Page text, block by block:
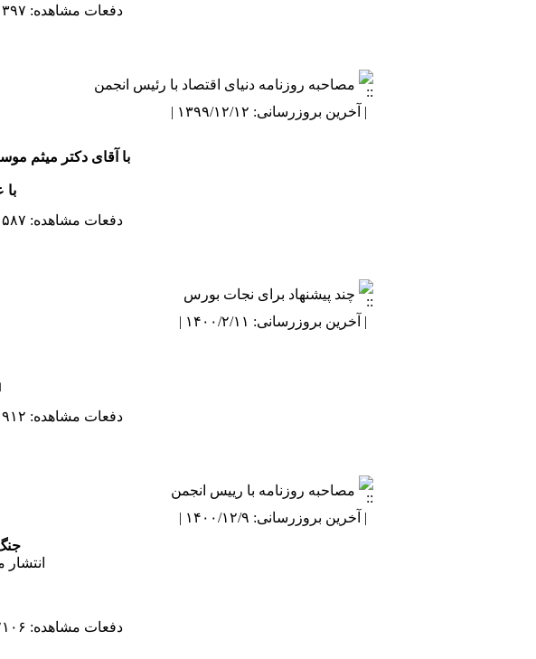
دفعات مشاهده: ۱۳۹۷ بار | دفعات چاپ: ۵۹۹ بار | دفعات ارسال به دیگران: ۰ بار |
مصاحبه روزنامه دنیای اقتصاد با رئیس انجمن
| آخرین بروزرسانی: ۱۳۹۹/۱۲/۱۲ |
با آقای دکتر میثم
دفعات مشاهده: ۱۵۸۷ بار | دفعات چاپ: ۶۴۵ بار | دفعات ارسال به دیگران: ۰ بار |
چند پیشنهاد برای نجات بورس
| آخرین بروزرسانی: ۱۴۰۰/۲/۱۱ |
دفعات مشاهده: ۱۹۱۲ بار | دفعات چاپ: ۶۳۱ بار | دفعات ارسال به دیگران: ۰ بار |
مصاحبه روزنامه با رییس انجمن
| آخرین بروزرسانی: ۱۴۰۰/۱۲/۹ |
دفعات مشاهده: ۲۱۰۶ بار | دفعات چاپ: ۵۶۶ بار | دفعات ارسال به دیگران: ۰ بار |